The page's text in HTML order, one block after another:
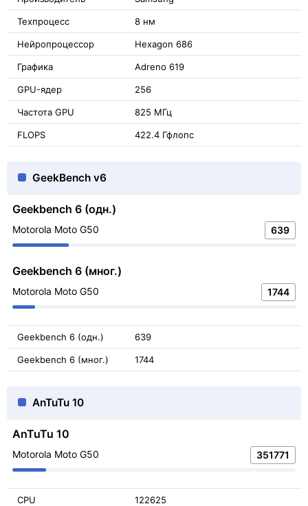
Техпроцесс 8 нм
Нейропроцессор Hexagon 686
Графика Adreno 619
GPU-ядер 256
Частота GPU 825 МГц
FLOPS 422.4 Гфлопс
GeekBench v6
Geekbench 6 (одн.)
Motorola Moto G50 639
Geekbench 6 (мног.)
Motorola Moto G50 1744
Geekbench 6 (одн.) 639
Geekbench 6 (мног.) 1744
AnTuTu 10
AnTuTu 10
Motorola Moto G50 351771
CPU 122625